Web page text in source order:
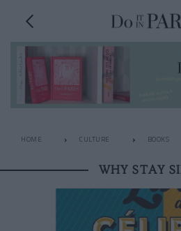
HOME CULTURE BOOKS
WHY STAY